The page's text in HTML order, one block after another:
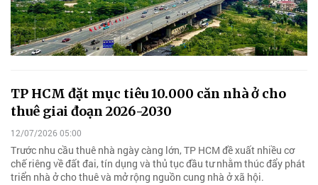
TP HCM đặt mục tiêu 10.000 căn nhà ở cho
thuê giai đoạn 2026-2030
12/07/2026 05:00
Trước nhu cầu thuê nhà ngày càng lớn, TP HCM đề xuất nhiều cơ
chế riêng về đất đai, tín dụng và thủ tục đầu tư nhằm thúc đẩy phát
triển nhà ở cho thuê và mở rộng nguồn cung nhà ở xã hội.